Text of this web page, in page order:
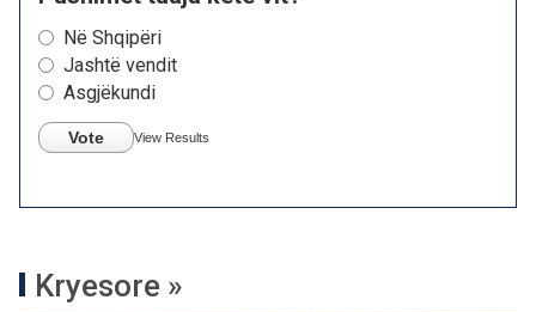
Në Shqipëri
Jashtë vendit
Asgjëkundi
Vote View Results
Kryesore »